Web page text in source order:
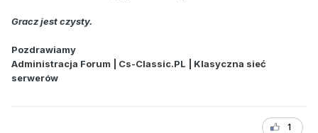
Gracz jest czysty.
Pozdrawiamy
Administracja Forum | Cs-Classic.PL | Klasyczna sieć
serwerów
1